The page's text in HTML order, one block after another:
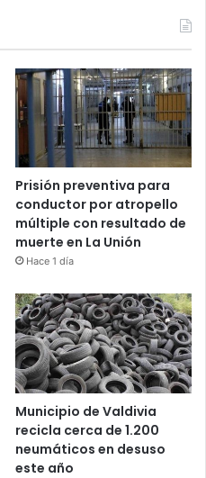
Prisión preventiva para
conductor por atropello
múltiple con resultado de
muerte en La Unión
Hace 1 día
Municipio de Valdivia
recicla cerca de 1.200
neumáticos en desuso
este año